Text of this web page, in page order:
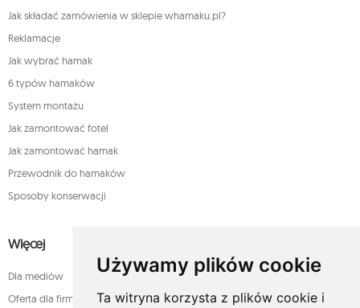
Używamy plików cookie
Ta witryna korzysta z plików cookie i
Jak składać zamówienia w sklepie whamaku.pl?
Reklamacje
Jak wybrać hamak
6 typów hamaków
System montażu
Jak zamontować fotel
Jak zamontować hamak
Przewodnik do hamaków
Sposoby konserwacji
Więcej
Dla mediów
Oferta dla firm